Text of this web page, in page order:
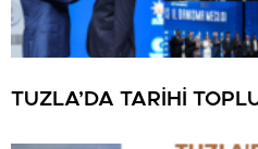
TUZLA’DA TARİHİ